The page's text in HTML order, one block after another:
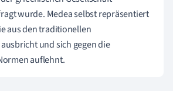
wurde. Medea selbst repräsentiert
aus den traditionellen
und sich gegen die
auflehnt.